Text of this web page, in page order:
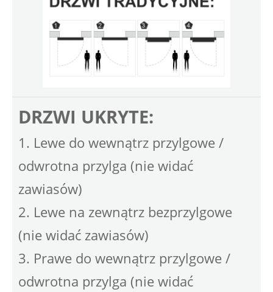
DRZWI UKRYTE:
1. Lewe do wewnątrz przylgowe /
odwrotna przylga (nie widać
zawiasów)
2. Lewe na zewnątrz bezprzylgowe
(nie widać zawiasów)
3. Prawe do wewnątrz przylgowe /
odwrotna przylga (nie widać